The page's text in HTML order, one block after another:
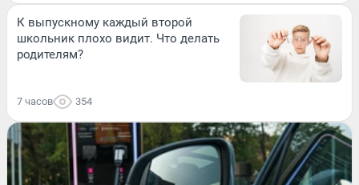
К выпускному каждый второй
школьник плохо видит. Что делать
родителям?
7 часов 354